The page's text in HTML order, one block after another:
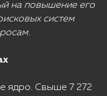
на повышение его
систем
ядро. Свыше 7 272